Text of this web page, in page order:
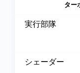
ター
実行部隊
シェーダー